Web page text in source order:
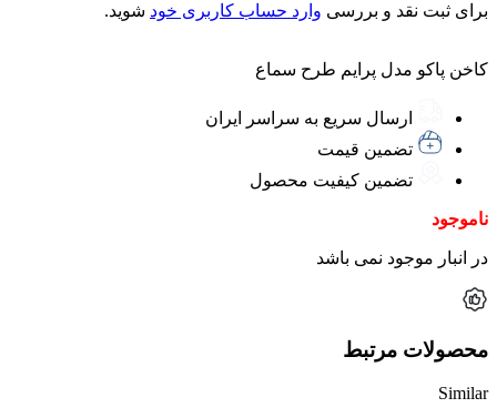
برای ثبت نقد و بررسی وارد حساب کاربری خود شوید.
کاخن پاکو مدل پرایم طرح سماع
ارسال سریع به سراسر ایران
تضمین قیمت
تضمین کیفیت محصول
ناموجود
در انبار موجود نمی باشد
محصولات مرتبط
Similar